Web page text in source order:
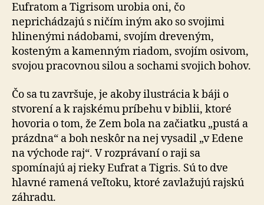
Eufratom a Tigrisom urobia oni, čo
neprichádzajú s ničím iným ako so svojimi
hlinenými nádobami, svojím dreveným,
kosteným a kamenným riadom, svojím osivom,
svojou pracovnou silou a sochami svojich bohov.
Čo sa tu završuje, je akoby ilustrácia k báji o
stvorení a k rajskému príbehu v biblii, ktoré
hovoria o tom, že Zem bola na začiatku „pustá a
prázdna“ a boh neskôr na nej vysadil „v Edene
na východe raj“. V rozprávaní o raji sa
spomínajú aj rieky Eufrat a Tigris. Sú to dve
hlavné ramená veľtoku, ktoré zavlažujú rajskú
záhradu.